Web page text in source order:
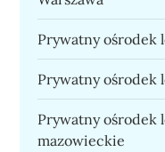
Prywatny ośrodek
Prywatny ośrodek
Prywatny ośrodek
mazowieckie